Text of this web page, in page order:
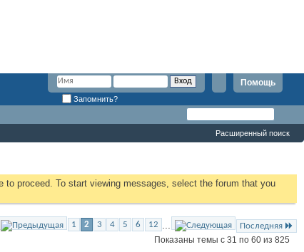
Помощь
Запомнить?
Расширенный поиск
to proceed. To start viewing messages, select the forum that you
1 2 3 4 5 6 12 Последняя
Показаны темы с 31 по 60 из 825